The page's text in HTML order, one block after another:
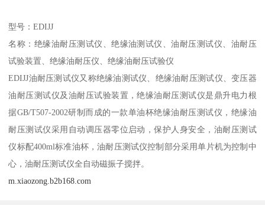
型号：EDIJJ
名称：绝缘油耐压测试仪、绝缘油测试仪、油耐压测试仪、油耐压
试验装置、绝缘油耐压仪、绝缘油耐压试验仪
EDIJJ油耐压测试仪又称绝缘油测试仪、绝缘油耐压测试仪、变压器
油耐压测试仪及油耐压试验装置，绝缘油耐压测试仪是鼎升电力根
据GB/T507-2002研制而成的一款单油杯绝缘油耐压测试仪，绝缘油
耐压测试仪采用自动调压器零位启动，保护人身安全，油耐压测试
仪标配400ml标准油杯，油耐压测试仪控制部分采用单片机为控制中
心，油耐压测试仪全自动磁振子搅拌。
m.xiaozong.b2b168.com